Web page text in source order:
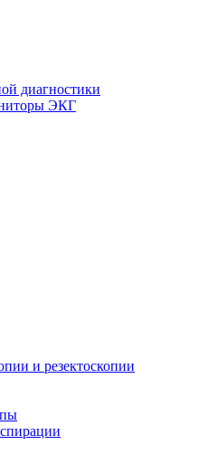
диагностики
ЭКГ
и резектоскопии